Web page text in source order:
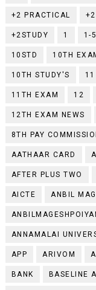
+2 PRACTICAL
+2STUDY 1 1-5
10STD 10TH
10TH STUDY'S 11
11TH EXAM 12
12TH EXAM NEWS
8TH PAY
AATHAAR CARD
AFTER PLUS TWO
AICTE ANBIL
ANNAMALAI
APP ARIVOM
BANK BASELINE